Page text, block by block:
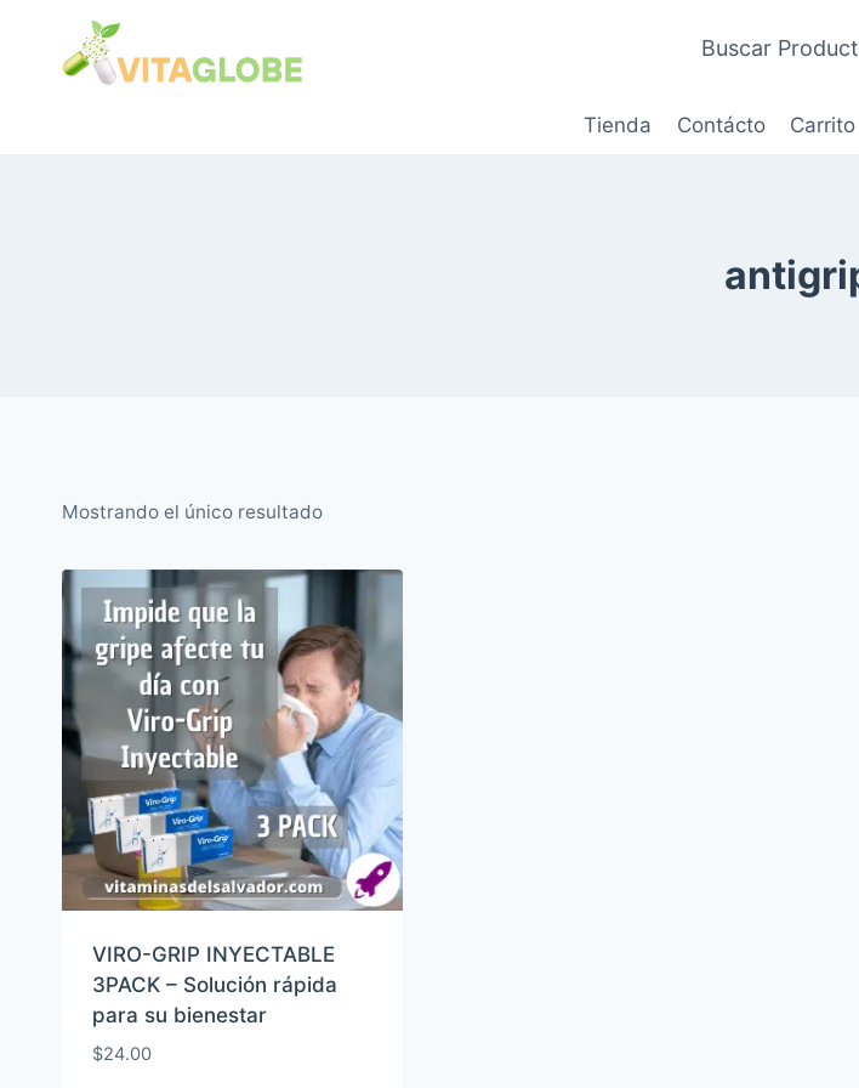
Contenido
Buscar
Tienda Contácto Carrito
Mostrando el único resultado
VIRO-GRIP INYECTABLE
3PACK – Solución rápida
para su bienestar
$24.00